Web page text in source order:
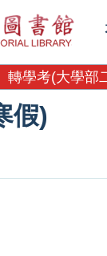
假)
轉學考(大學部
假)